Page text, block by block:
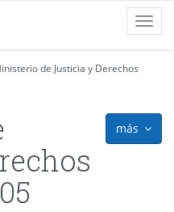
de Justicia y Derechos
más